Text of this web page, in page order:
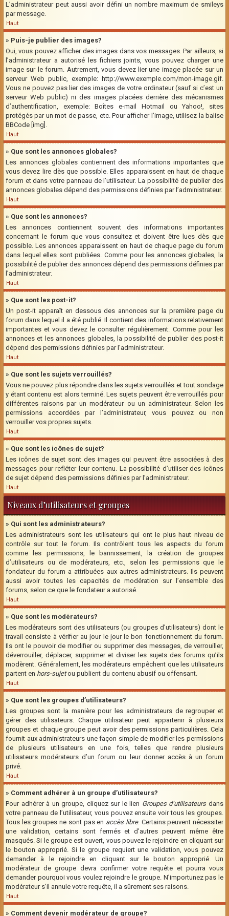
L’administrateur peut aussi avoir défini un nombre maximum de smileys
par message.
Haut
» Puis-je publier des images?
Oui, vous pouvez afficher des images dans vos messages. Par ailleurs, si
l’administrateur a autorisé les fichiers joints, vous pouvez charger une
image sur le forum. Autrement, vous devez lier une image placée sur un
serveur Web public, exemple: http://www.exemple.com/mon-image.gif.
Vous ne pouvez pas lier des images de votre ordinateur (sauf si c’est un
serveur Web public) ni des images placées derrière des mécanismes
d’authentification, exemple: Boîtes e-mail Hotmail ou Yahoo!, sites
protégés par un mot de passe, etc. Pour afficher l’image, utilisez la balise
BBCode [img].
Haut
» Que sont les annonces globales?
Les annonces globales contiennent des informations importantes que
vous devez lire dès que possible. Elles apparaissent en haut de chaque
forum et dans votre panneau de l’utilisateur. La possibilité de publier des
annonces globales dépend des permissions définies par l’administrateur.
Haut
» Que sont les annonces?
Les annonces contiennent souvent des informations importantes
concernant le forum que vous consultez et doivent être lues dès que
possible. Les annonces apparaissent en haut de chaque page du forum
dans lequel elles sont publiées. Comme pour les annonces globales, la
possibilité de publier des annonces dépend des permissions définies par
l’administrateur.
Haut
» Que sont les post-it?
Un post-it apparaît en dessous des annonces sur la première page du
forum dans lequel il a été publié. Il contient des informations relativement
importantes et vous devez le consulter régulièrement. Comme pour les
annonces et les annonces globales, la possibilité de publier des post-it
dépend des permissions définies par l’administrateur.
Haut
» Que sont les sujets verrouillés?
Vous ne pouvez plus répondre dans les sujets verrouillés et tout sondage
y étant contenu est alors terminé. Les sujets peuvent être verrouillés pour
différentes raisons par un modérateur ou un administrateur. Selon les
permissions accordées par l’administrateur, vous pouvez ou non
verrouiller vos propres sujets.
Haut
» Que sont les icônes de sujet?
Les icônes de sujet sont des images qui peuvent être associées à des
messages pour refléter leur contenu. La possibilité d’utiliser des icônes
de sujet dépend des permissions définies par l’administrateur.
Haut
Niveaux d’utilisateurs et groupes
» Qui sont les administrateurs?
Les administrateurs sont les utilisateurs qui ont le plus haut niveau de
contrôle sur tout le forum. Ils contrôlent tous les aspects du forum
comme les permissions, le bannissement, la création de groupes
d’utilisateurs ou de modérateurs, etc., selon les permissions que le
fondateur du forum a attribuées aux autres administrateurs. Ils peuvent
aussi avoir toutes les capacités de modération sur l’ensemble des
forums, selon ce que le fondateur a autorisé.
Haut
» Que sont les modérateurs?
Les modérateurs sont des utilisateurs (ou groupes d’utilisateurs) dont le
travail consiste à vérifier au jour le jour le bon fonctionnement du forum.
Ils ont le pouvoir de modifier ou supprimer des messages, de verrouiller,
déverrouiller, déplacer, supprimer et diviser les sujets des forums qu’ils
modèrent. Généralement, les modérateurs empêchent que les utilisateurs
partent en hors-sujetou publient du contenu abusif ou offensant.
Haut
» Que sont les groupes d’utilisateurs?
Les groupes sont la manière pour les administrateurs de regrouper et
gérer des utilisateurs. Chaque utilisateur peut appartenir à plusieurs
groupes et chaque groupe peut avoir des permissions particulières. Cela
fournit aux administrateurs une façon simple de modifier les permissions
de plusieurs utilisateurs en une fois, telles que rendre plusieurs
utilisateurs modérateurs d’un forum ou leur donner accès à un forum
privé.
Haut
» Comment adhérer à un groupe d’utilisateurs?
Pour adhérer à un groupe, cliquez sur le lien Groupes d’utilisateursdans
votre panneau de l’utilisateur, vous pouvez ensuite voir tous les groupes.
Tous les groupes ne sont pas en accès libre. Certains peuvent nécessiter
une validation, certains sont fermés et d’autres peuvent même être
masqués. Si le groupe est ouvert, vous pouvez le rejoindre en cliquant sur
le bouton approprié. Si le groupe requiert une validation, vous pouvez
demander à le rejoindre en cliquant sur le bouton approprié. Un
modérateur de groupe devra confirmer votre requête et pourra vous
demander pourquoi vous voulez rejoindre le groupe. N’importunez pas le
modérateur s’il annule votre requête, il a sûrement ses raisons.
Haut
» Comment devenir modérateur de groupe?